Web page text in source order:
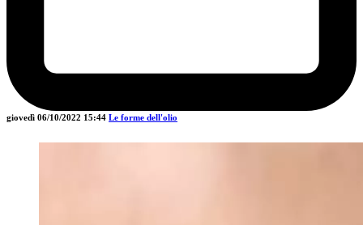
giovedì 06/10/2022 15:44 Le forme dell'olio